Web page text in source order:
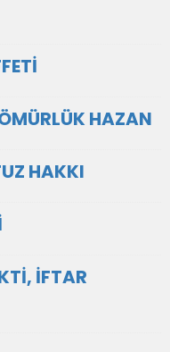
HAZAN
HAKKI
İFTAR